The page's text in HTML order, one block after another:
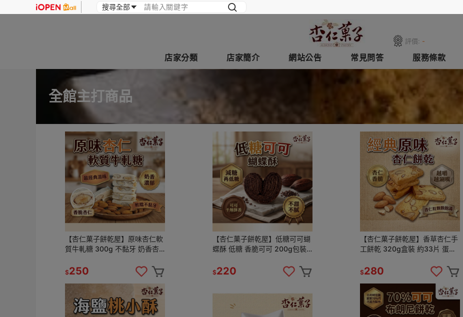
評價: -
店家分類 店家簡介 網站公告 常見問答 服務條款
全館主打商品
【杏仁菓子餅乾屋】原味杏仁軟
質牛軋糖 300g 不黏牙 奶香杏
$250
【杏仁菓子餅乾屋】低糖可可蝴
蝶酥 低糖 香脆可可 200g包裝
禮
$220
【杏仁菓子餅乾屋】香草杏仁手
工餅乾 320g盒裝 約33片 蛋奶
$280